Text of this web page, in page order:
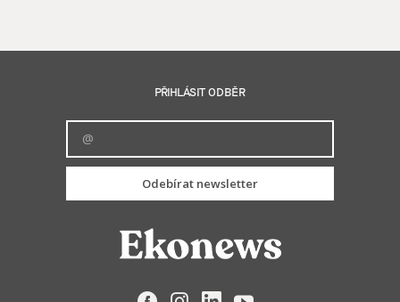
PŘIHLÁSIT ODBĚR
Odebírat newsletter